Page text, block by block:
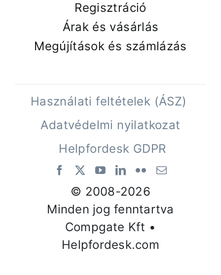
Regisztráció
Árak és vásárlás
Megújítások és számlázás
Használati feltételek (ÁSZ)
Adatvédelmi nyilatkozat
Helpfordesk GDPR
© 2008-2026
Minden jog fenntartva
Compgate Kft •
Helpfordesk.com